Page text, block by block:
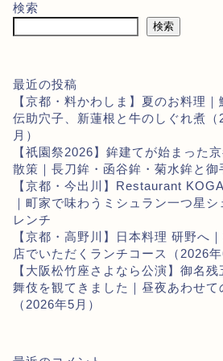
検索
検索
最近の投稿
【京都・料かわしま】夏のお料理｜
伝助穴子、新蓮根と牛のしぐれ煮（
月）
【祇園祭2026】鉾建てが始まった
散策｜長刀鉾・函谷鉾・菊水鉾と御
【京都・今出川】Restaurant
｜町家で味わうミシュラン一つ星シ
レンチ
【京都・高野川】日本料理 研野へ
店でいただくランチコース（2026年
【大阪松竹座さよなら公演】御名残
舞伎を観てきました｜昼夜あわせて
（2026年5月）